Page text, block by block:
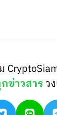
ข่าวสารว